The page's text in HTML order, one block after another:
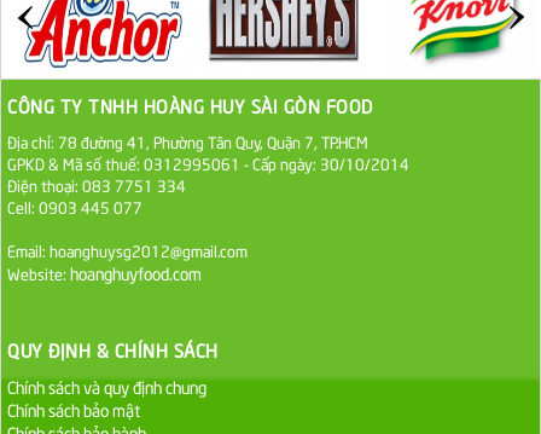
Đường cát trắng An Khê bao 50kg
1.100.000 VND
Sa Tế Tôm Cholimex PET Hũ 450g
36.000 VND
Ớt Sa Tế Cholimex Hũ Thuỷ Tinh 150g
Nước tương cholimex 4,9L
CÔNG TY TNHH HOÀNG HUY SÀI GÒN FOOD
Địa chỉ: 78 đường 41, Phường Tân Quy, Quận 7, TP.HCM
GPKD & Mã số thuế: 0312995061 - Cấp ngày: 30/10/2014
Điện thoại: 083 7751 334
Cell: 0903 445 077
Email: hoanghuysg2012@gmail.com
Website: hoanghuyfood.com
QUY ĐỊNH & CHÍNH SÁCH
Chính sách và quy định chung
Chính sách bảo mật